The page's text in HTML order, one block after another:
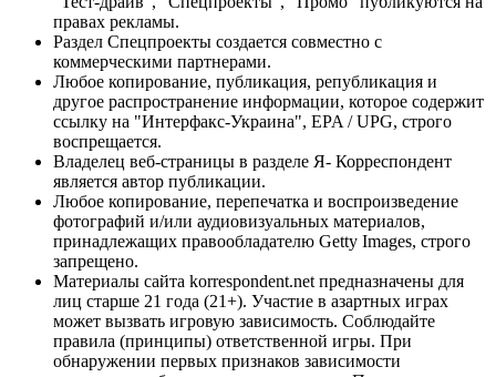
правах рекламы.
Раздел Спецпроекты создается совместно с
коммерческими партнерами.
Любое копирование, публикация, републикация и
другое распространение информации, которое содержит
ссылку на "Интерфакс-Украина", EPA / UPG, строго
воспрещается.
Владелец веб-страницы в разделе Я- Корреспондент
является автор публикации.
Любое копирование, перепечатка и воспроизведение
фотографий и/или аудиовизуальных материалов,
принадлежащих правообладателю Getty Images, строго
запрещено.
Материалы сайта korrespondent.net предназначены для
лиц старше 21 года (21+). Участие в азартных играх
может вызвать игровую зависимость. Соблюдайте
правила (принципы) ответственной игры. При
обнаружении первых признаков зависимости